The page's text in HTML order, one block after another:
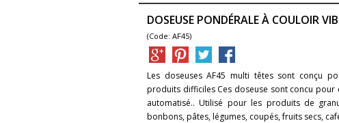
DOSEUSE PONDÉRALE À COULOIR
(Code: AF45)
Les doseuses AF45 multi têtes sont conçu
produits difficiles Ces doseuse sont concu
automatisé.. Utilisé pour les produits de
bonbons, pâtes, légumes, coupés, fruits secs,